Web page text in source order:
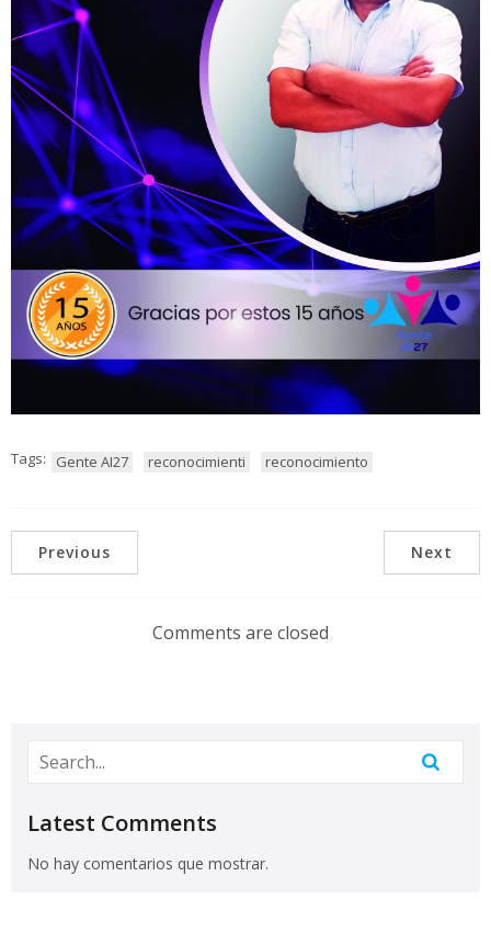
Tags: Gente AI27 reconocimienti reconocimiento
Previous Next
Comments are closed
Latest Comments
No hay comentarios que mostrar.